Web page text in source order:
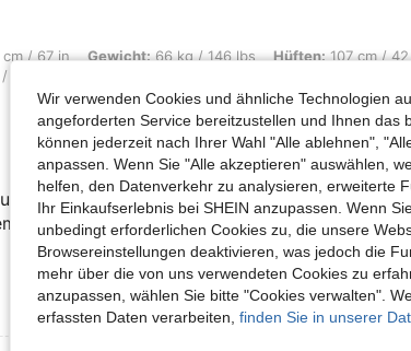
in, Gewicht: 66 kg / 146 lbs, Hüften: 107 cm / 42 in, Körperform:
cm / 67 in Gewicht:66 kg / 146 lbs Hüften:107 cm /
30 in
1 gleich
kauft es euch
Wir verwenden Cookies und ähnliche Technologien
angeforderten Service bereitzustellen und Ihnen das
können jederzeit nach Ihrer Wahl "Alle ablehnen",
anpassen. Wenn Sie "Alle akzeptieren" auswählen,
helfen, den Datenverkehr zu analysieren, erweiterte
Ihr Einkaufserlebnis bei SHEIN anzupassen. Wenn
unbedingt erforderlichen Cookies zu, die unsere
Browsereinstellungen deaktivieren, was jedoch die
mehr über die von uns verwendeten Cookies zu
anzupassen, wählen Sie bitte "Cookies verwalten".
erfassten Daten verarbeiten, finden Sie in unserer